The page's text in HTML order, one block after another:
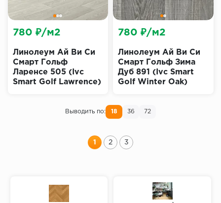
Линолеум Ай Ви Си
Смарт Гольф
Ларенсе 505 (Ivc
Smart Golf Lawrence)
780 ₽/м2
Линолеум Ай Ви Си
Смарт Гольф Зима
Дуб 891 (Ivc Smart
Golf Winter Oak)
780 ₽/м2
Выводить по: 18 36 72
1 2 3